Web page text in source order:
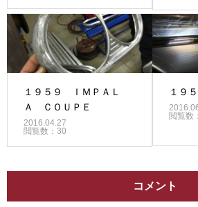
１９５９ ＩＭＰＡＬ
Ａ ＣＯＵＰＥ
2016.04.27
閲覧数：30
１９
閲覧数
コメント